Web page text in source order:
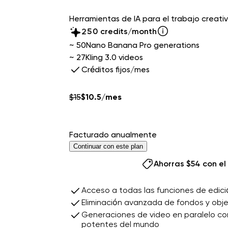
Herramientas de IA para el trabajo
1
2
3
4
5
6
8
4
5
6
7
8
9
0
1
3
4
6
credits/month
~ 50Nano Banana Pro generations
~ 27Kling 3.0 videos
Créditos fijos/mes
$15$10.5/mes
Facturado anualmente
Continuar con este plan
Ahorras $54 con
Acceso a todas las funciones de
Eliminación avanzada de fondos y
Generaciones de video en paralelo
potentes del mundo